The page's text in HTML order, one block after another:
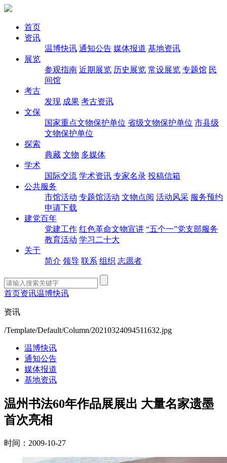
首页
资讯
温博快讯 通知公告 媒体报道 基地资讯
展览
参观指南 近期展览 历史展览 常设展览 专题馆 民
间馆
考古
发现 成果 考古资讯
文保
国家重点文物保护单位 省级文物保护单位 市县级
文物保护单位
探索
典藏 文物 多媒体
学术
国际交流 学术资讯 专家名录 投稿信箱
公共服务
市馆活动 专题馆活动 文物点阅 活动风采 服务预约
申请下载
建党百年
党建工作 红色革命文物宣讲 “五个一”党支部服务
教育活动 学习二十大
关于
简介 领导 联系 组织 志愿者
首页资讯温博快讯
资讯
/Template/Default/Column/20210324094511632.jpg
温博快讯
通知公告
媒体报道
基地资讯
温州书法60年作品展展出 大量名家遗墨
首次亮相
时间：2009-10-27